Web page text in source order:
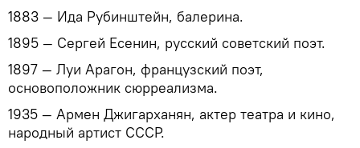
1883 — Ида Рубинштейн, балерина.
1895 — Сергей Есенин, русский советский поэт.
1897 — Луи Арагон, французский поэт,
основоположник сюрреализма.
1935 — Армен Джигарханян, актер театра и кино,
народный артист СССР.